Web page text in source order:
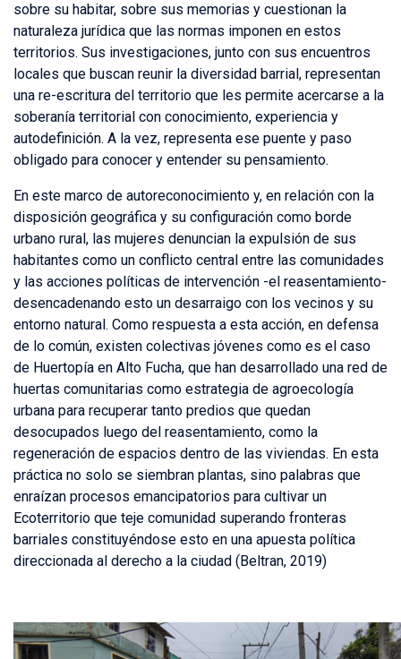
sobre su habitar, sobre sus memorias y cuestionan la
naturaleza jurídica que las normas imponen en estos
territorios. Sus investigaciones, junto con sus encuentros
locales que buscan reunir la diversidad barrial, representan
una re-escritura del territorio que les permite acercarse a la
soberanía territorial con conocimiento, experiencia y
autodefinición. A la vez, representa ese puente y paso
obligado para conocer y entender su pensamiento.
En este marco de autoreconocimiento y, en relación con la
disposición geográfica y su configuración como borde
urbano rural, las mujeres denuncian la expulsión de sus
habitantes como un conflicto central entre las comunidades
y las acciones políticas de intervención -el reasentamiento-
desencadenando esto un desarraigo con los vecinos y su
entorno natural. Como respuesta a esta acción, en defensa
de lo común, existen colectivas jóvenes como es el caso
de Huertopía en Alto Fucha, que han desarrollado una red de
huertas comunitarias como estrategia de agroecología
urbana para recuperar tanto predios que quedan
desocupados luego del reasentamiento, como la
regeneración de espacios dentro de las viviendas. En esta
práctica no solo se siembran plantas, sino palabras que
enraízan procesos emancipatorios para cultivar un
Ecoterritorio que teje comunidad superando fronteras
barriales constituyéndose esto en una apuesta política
direccionada al derecho a la ciudad (Beltran, 2019)